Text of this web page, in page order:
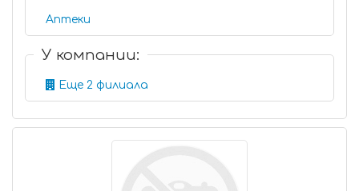
Аптеки
У компании:
Еще 2 филиала